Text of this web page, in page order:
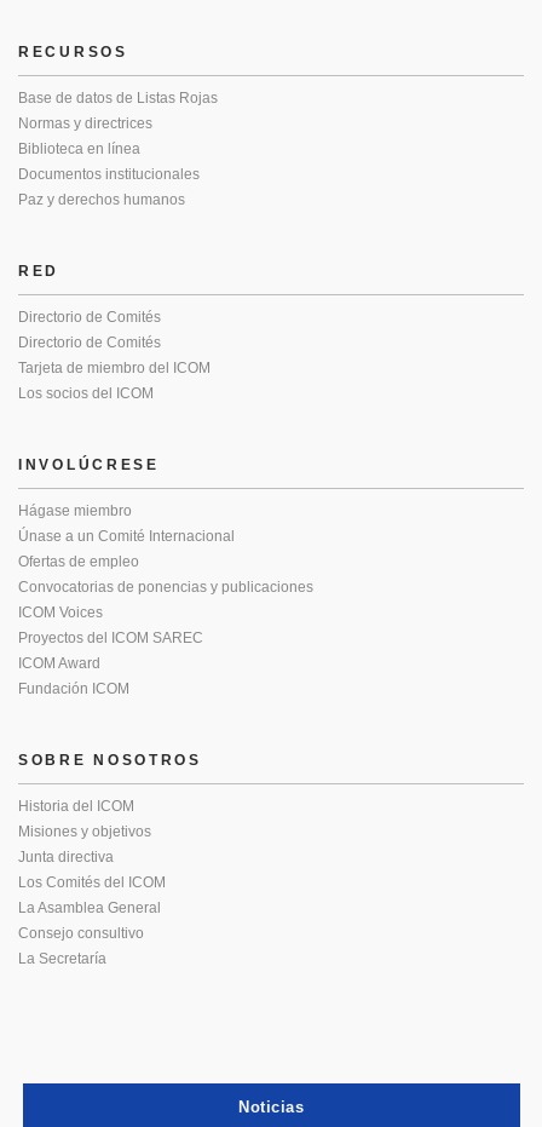
RECURSOS
Base de datos de Listas Rojas
Normas y directrices
Biblioteca en línea
Documentos institucionales
Paz y derechos humanos
RED
Directorio de Comités
Directorio de Comités
Tarjeta de miembro del ICOM
Los socios del ICOM
INVOLÚCRESE
Hágase miembro
Únase a un Comité Internacional
Ofertas de empleo
Convocatorias de ponencias y publicaciones
ICOM Voices
Proyectos del ICOM SAREC
ICOM Award
Fundación ICOM
SOBRE NOSOTROS
Historia del ICOM
Misiones y objetivos
Junta directiva
Los Comités del ICOM
La Asamblea General
Consejo consultivo
La Secretaría
Noticias